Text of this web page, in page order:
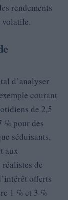
rendements
volatile.
d’analyser
courant
de 2,5
% pour des
séduisants,
aux
de
offerts
1 % et 3 %